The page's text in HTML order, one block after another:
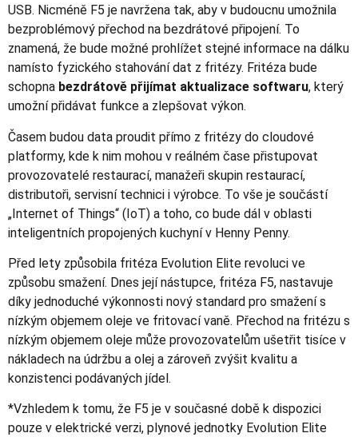
USB. Nicméně F5 je navržena tak, aby v budoucnu umožnila
bezproblémový přechod na bezdrátové připojení. To
znamená, že bude možné prohlížet stejné informace na dálku
namísto fyzického stahování dat z fritézy. Fritéza bude
schopna bezdrátově přijímat aktualizace softwaru, který
umožní přidávat funkce a zlepšovat výkon.
Časem budou data proudit přímo z fritézy do cloudové
platformy, kde k nim mohou v reálném čase přistupovat
provozovatelé restaurací, manažeři skupin restaurací,
distributoři, servisní technici i výrobce. To vše je součástí
„Internet of Things“ (IoT) a toho, co bude dál v oblasti
inteligentních propojených kuchyní v Henny Penny.
Před lety způsobila fritéza Evolution Elite revoluci ve
způsobu smažení. Dnes její nástupce, fritéza F5, nastavuje
díky jednoduché výkonnosti nový standard pro smažení s
nízkým objemem oleje ve fritovací vaně. Přechod na fritézu s
nízkým objemem oleje může provozovatelům ušetřit tisíce v
nákladech na údržbu a olej a zároveň zvýšit kvalitu a
konzistenci podávaných jídel.
*Vzhledem k tomu, že F5 je v současné době k dispozici
pouze v elektrické verzi, plynové jednotky Evolution Elite